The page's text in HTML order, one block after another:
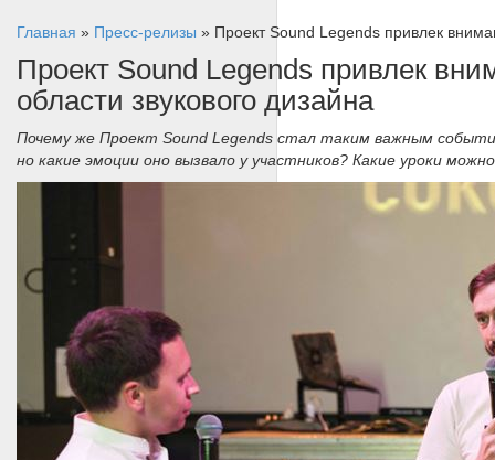
Главная » Пресс-релизы » Проект Sound Legends привлек
Проект Sound Legends привлек
области звукового дизайна
Почему же Проект Sound Legends стал таким важным
но какие эмоции оно вызвало у участников? Какие уроки